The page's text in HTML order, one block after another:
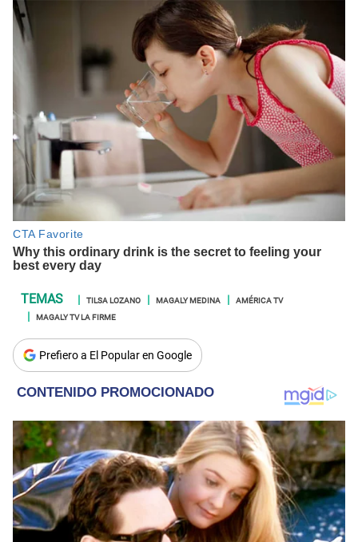
TILSA LOZANO MAGALY MEDINA
AMÉRICA TV
MAGALY TV LA FIRME
Prefiero a El Popular en Google